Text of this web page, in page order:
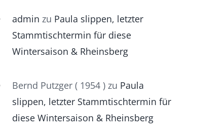
admin zu Paula slippen, letzter
Stammtischtermin für diese
Wintersaison & Rheinsberg
Bernd Putzger ( 1954 )zu Paula
slippen, letzter Stammtischtermin für
diese Wintersaison & Rheinsberg